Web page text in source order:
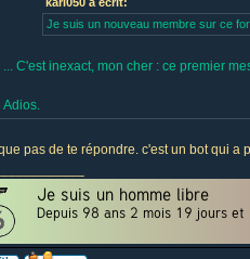
Je suis un nouveau membre sur ce
... C'est inexact, mon cher : ce premier
Adios.
pas de te répondre. c'est un bot qui